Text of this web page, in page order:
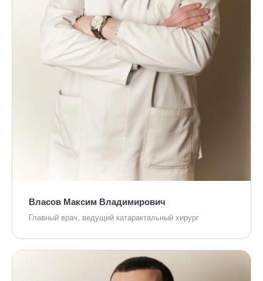
Власов Максим Владимирович
Главный врач, ведущий катарактальный хирург